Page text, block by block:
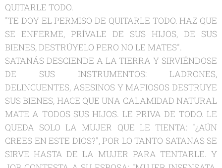
QUITARLE TODO.
"TE DOY EL PERMISO DE QUITARLE TODO. HAZ QUE
SE ENFERME, PRÍVALE DE SUS HIJOS, DE SUS
BIENES, DESTRÚYELO PERO NO LE MATES".
SATANÁS DESCIENDE A LA TIERRA Y SIRVIÉNDOSE
DE SUS INSTRUMENTOS: LADRONES,
DELINCUENTES, ASESINOS Y MAFIOSOS DESTRUYE
SUS BIENES, HACE QUE UNA CALAMIDAD NATURAL
MATE A TODOS SUS HIJOS. LE PRIVA DE TODO. LE
QUEDA SOLO LA MUJER QUE LE TIENTA: "¿AÚN
CREES EN ESTE DIOS?", POR LO TANTO SATANAS SE
SIRVE HASTA DE LA MUJER PARA TENTARLE. Y